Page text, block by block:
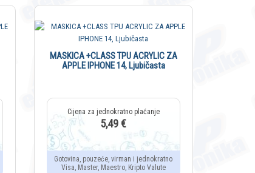
MASKICA +CLASS TPU ACRYLIC ZA
APPLE IPHONE 14, Ljubičasta
5,49 €
Gotovina, pouzeće, virman i jednokratno
Visa, Master, Maestro, Kripto Valute